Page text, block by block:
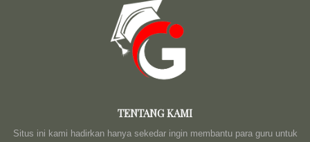
TENTANG KAMI
Situs ini kami hadirkan hanya sekedar ingin membantu para guru untuk